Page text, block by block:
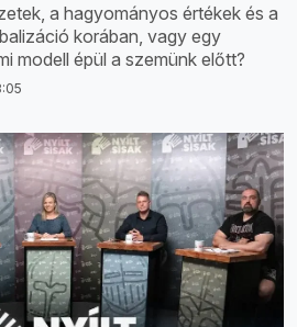
a hagyományos értékek és a
korában, vagy egy
modell épül a szemünk előtt?